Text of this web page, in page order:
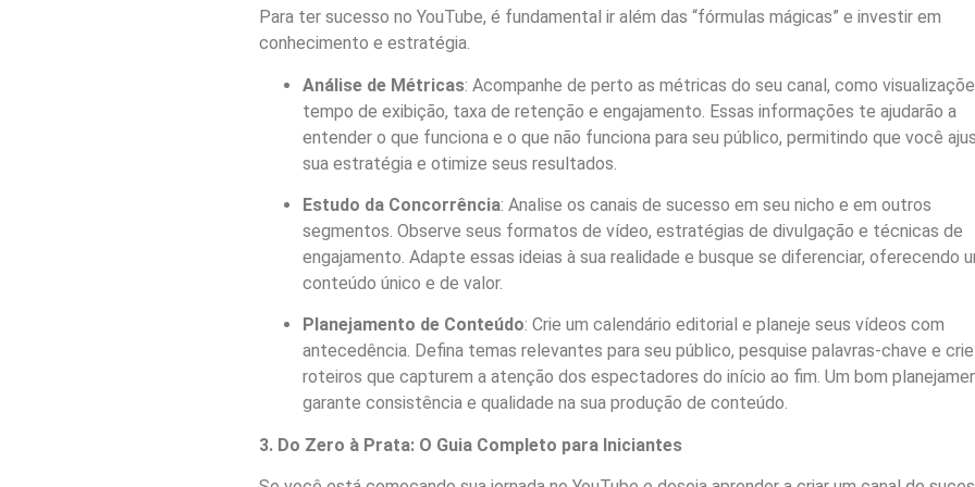
Para ter sucesso no YouTube, é fundamental ir além das “fórmulas mágicas” e investir em
conhecimento e estratégia.
Análise de Métricas: Acompanhe de perto as métricas do seu canal, como
tempo de exibição, taxa de retenção e engajamento. Essas informações te ajudarão a
entender o que funciona e o que não funciona para seu público, permitindo que você
sua estratégia e otimize seus resultados.
Estudo da Concorrência: Analise os canais de sucesso em seu nicho e em outros
segmentos. Observe seus formatos de vídeo, estratégias de divulgação e técnicas de
engajamento. Adapte essas ideias à sua realidade e busque se diferenciar, oferecendo
conteúdo único e de valor.
Planejamento de Conteúdo: Crie um calendário editorial e planeje seus vídeos com
antecedência. Defina temas relevantes para seu público, pesquise palavras-chave e crie
roteiros que capturem a atenção dos espectadores do início ao fim. Um bom
garante consistência e qualidade na sua produção de conteúdo.
3. Do Zero à Prata: O Guia Completo para Iniciantes